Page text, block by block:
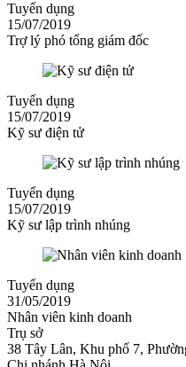
Tuyển dụng
15/07/2019
Trợ lý phó tổng giám đốc
Tuyển dụng
15/07/2019
Kỹ sư điện tử
Tuyển dụng
15/07/2019
Kỹ sư lập trình nhúng
Tuyển dụng
31/05/2019
Nhân viên kinh doanh
Trụ sở
38 Tây Lân, Khu phố 7,